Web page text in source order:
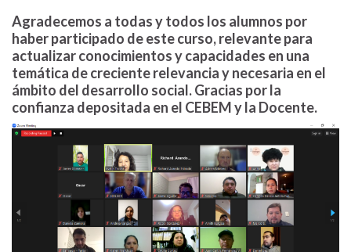
Agradecemos a todas y todos los alumnos por
haber participado de este curso, relevante para
actualizar conocimientos y capacidades en una
temática de creciente relevancia y necesaria en el
ámbito del desarrollo social. Gracias por la
confianza depositada en el CEBEM y la Docente.